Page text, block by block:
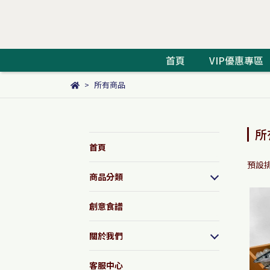
首頁 VIP優惠專區
所有商品
首頁
商品分類
創意食譜
關於我們
客服中心
預設